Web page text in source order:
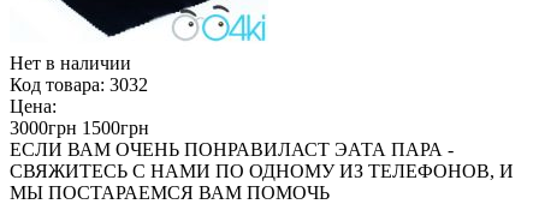
Нет в наличии
Код товара: 3032
Цена:
3000грн 1500грн
ЕСЛИ ВАМ ОЧЕНЬ ПОНРАВИЛАСТ ЭАТА ПАРА -
СВЯЖИТЕСЬ С НАМИ ПО ОДНОМУ ИЗ ТЕЛЕФОНОВ, И
МЫ ПОСТАРАЕМСЯ ВАМ ПОМОЧЬ